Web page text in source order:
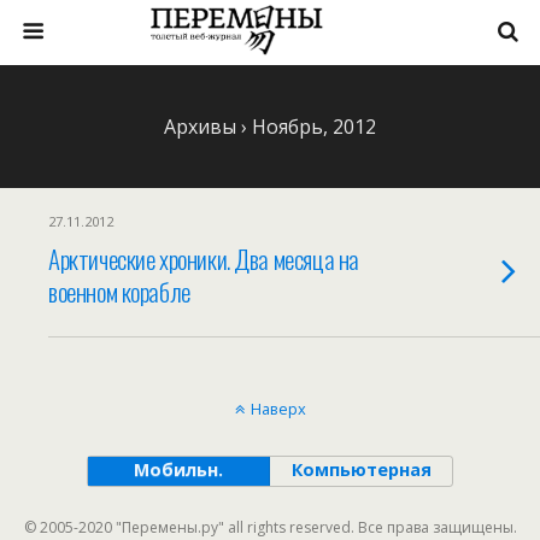
Архивы › Ноябрь, 2012
27.11.2012
Арктические хроники. Два месяца на
военном корабле
Наверх
Мобильн. Компьютерная
© 2005-2020 "Перемены.ру" all rights reserved. Все права защищены.